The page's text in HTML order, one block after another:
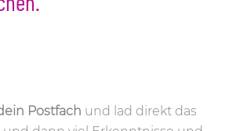
Postfach und lad direkt das